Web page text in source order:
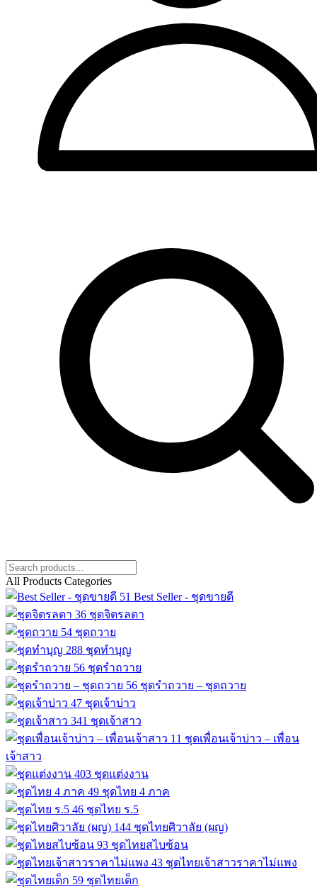
All Products Categories
51 Best Seller - ชุดขายดี
36 ชุดจิตรลดา
54 ชุดถวาย
288 ชุดทำบุญ
56 ชุดรำถวาย
56 ชุดรำถวาย – ชุดถวาย
47 ชุดเจ้าบ่าว
341 ชุดเจ้าสาว
11 ชุดเพื่อนเจ้าบ่าว – เพื่อน
เจ้าสาว
403 ชุดแต่งงาน
49 ชุดไทย 4 ภาค
46 ชุดไทย ร.5
144 ชุดไทยศิวาลัย (ผญ)
93 ชุดไทยสไบซ้อน
43 ชุดไทยเจ้าสาวราคาไม่แพง
59 ชุดไทยเด็ก